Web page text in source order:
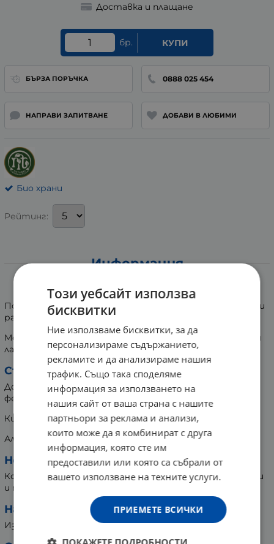
Доставка и плащане
бр. КУПИ
БЪРЗА ПОРЪЧКА 0888 025 454
НАПРАВИ ЗАПИТВАНЕ ДОБАВИ В ЛЮБИМИ
Био храни
Рейтинг:
Информация
ВИНОЦЕТИ ДОМАТЕН ОЦЕТ 250 мл
Подходящ за овкусяване на всички зеленчукови ястия и
различни зимнини, както и за някои сосове за месо.
Може да бъде добавен към плънката на месни пасти и
лазаня.
Съдържание:
Доматен оцет, получен от оцетно-кисела
ферментация на доматено вино.
Киселинност: 5% об.
Алкохолно съдържание: 0.3% об.
Не съдържа:
Консерванти, изкуствени ароматизанти, овкусители
и подсладители.
Начин на употреба:
Използва се в кулинарията.
Този уебсайт използва
бисквитки
Ние използваме бисквитки, за да
персонализираме съдържанието,
рекламите и да анализираме нашия
трафик. Също така споделяме
информация за използването на
нашия сайт от ваша страна с нашите
партньори за реклама и анализи,
които може да я комбинират с друга
информация, която сте им
предоставили или която са събрали от
вашето използване на техните услуги.
ПРИЕМЕТЕ ВСИЧКИ